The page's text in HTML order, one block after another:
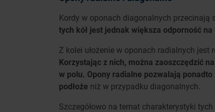
Kordy w oponach diagonalnych przecinają
tych kół jest jednak większa odporność
Z kolei ułożenie w oponach radialnych jest
Korzystając z nich, można zaoszczędzić
w polu. Opony radialne pozwalają
podłoże niż w przypadku diagonalnych.
Szczegółowo na temat charakterystyki